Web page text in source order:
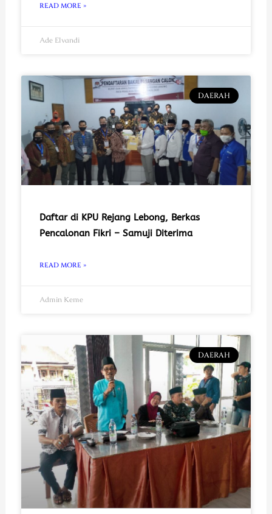
READ MORE »
Ade Elvandi
DAERAH
Daftar di KPU Rejang Lebong, Berkas
Pencalonan Fikri – Samuji Diterima
READ MORE »
Admin Keme
DAERAH